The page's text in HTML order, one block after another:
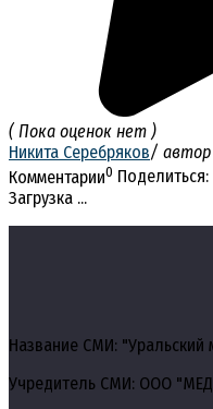
( Пока оценок нет )
Никита Серебряков/
Комментарии0 Поделиться:
Загрузка ...
Название СМИ: "Уральский
Учредитель СМИ: ООО